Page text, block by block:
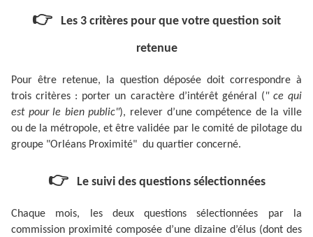
👉 Les 3 critères pour que votre question soit
retenue
Pour être retenue, la question déposée doit correspondre à
trois critères : porter un caractère d’intérêt général (" ce qui
est pour le bien public"), relever d’une compétence de la ville
ou de la métropole, et être validée par le comité de pilotage du
groupe "Orléans Proximité" du quartier concerné.
👉 Le suivi des questions sélectionnées
Chaque mois, les deux questions sélectionnées par la
commission proximité composée d’une dizaine d’élus (dont des